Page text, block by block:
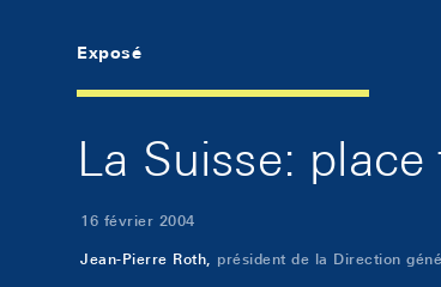
Exposé
La Suisse:
16 février 2004
Jean-Pierre Roth, président de la Direction